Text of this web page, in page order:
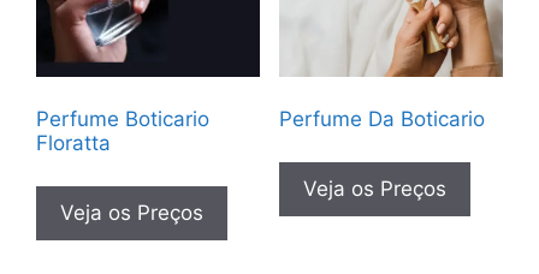
Perfume Boticario
Floratta
Veja os Preços
Perfume Da Boticario
Veja os Preços